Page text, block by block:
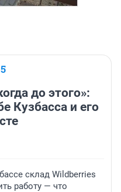
до этого»:
Кузбасса и его
склад Wildberries
работу — что